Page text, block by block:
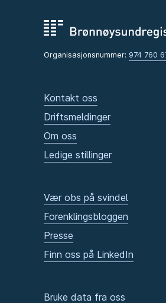
Organisasjonsnummer: 974 760
Kontakt oss
Driftsmeldinger
Om oss
Ledige stillinger
Vær obs på svindel
Forenklingsbloggen
Presse
Finn oss på LinkedIn
Bruke data fra oss